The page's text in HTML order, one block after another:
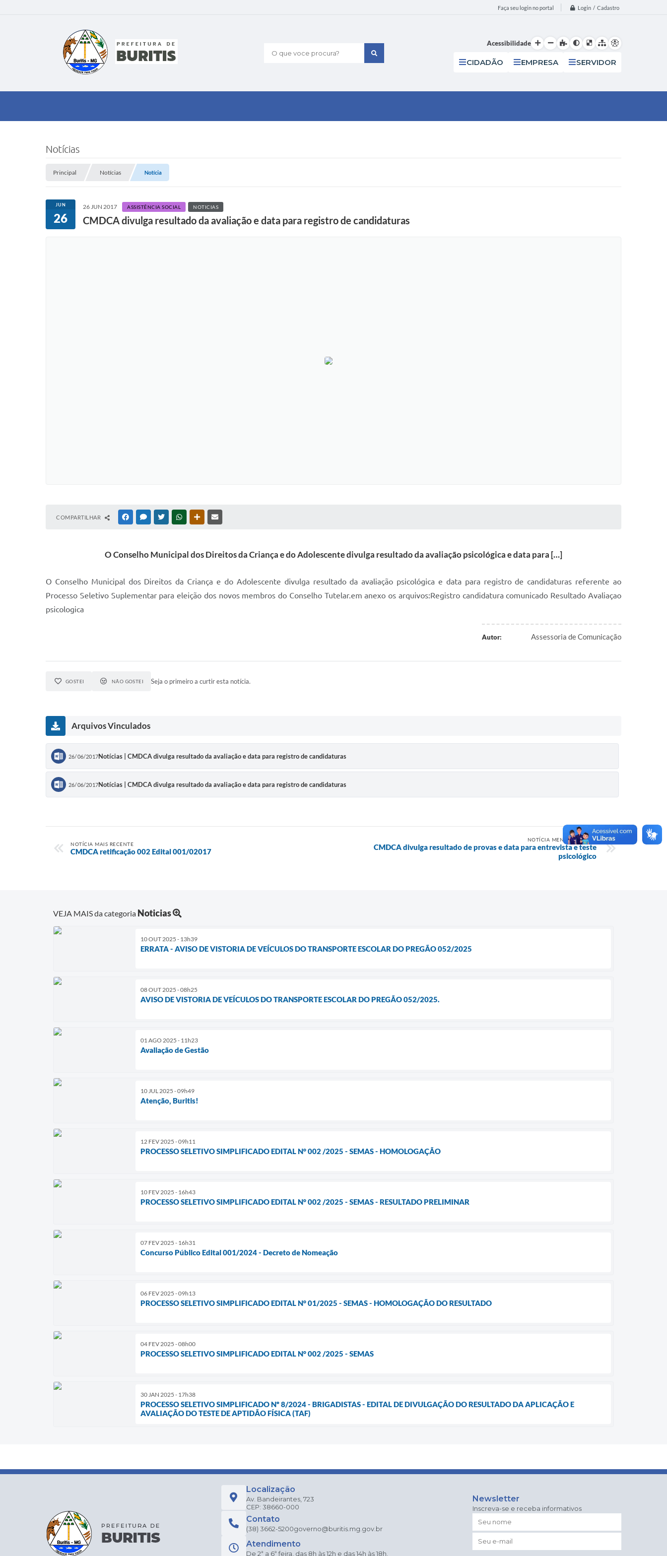
Faça seu login no portal Login / Cadastro
O que voce procura?
Acessibilidade
CIDADÃO EMPRESA SERVIDOR
Notícias
Principal Notícias Notícia
JUN
26
26 JUN 2017 ASSISTÊNCIA SOCIAL NOTICIAS
CMDCA divulga resultado da avaliação e data para registro de candidaturas
COMPARTILHAR FACEBOOKMESSENGER
TWITTERWHATSAPPOUTRAS MÍDIAS
O Conselho Municipal dos Direitos da Criança e do Adolescente divulga resultado da avaliação psicológica e data para […]
O Conselho Municipal dos Direitos da Criança e do Adolescente divulga resultado da avaliação psicológica e data para registro de candidaturas referente ao
Processo Seletivo Suplementar para eleição dos novos membros do Conselho Tutelar.em anexo os arquivos:Registro candidatura comunicado Resultado Avaliaçao
psicologica
Autor: Assessoria de Comunicação
GOSTEI NÃO GOSTEI Seja o primeiro a curtir esta notícia.
Arquivos Vinculados
26/06/2017Notícias | CMDCA divulga resultado da avaliação e data para registro de candidaturas
26/06/2017Notícias | CMDCA divulga resultado da avaliação e data para registro de candidaturas
NOTÍCIA MAIS RECENTE
CMDCA retificação 002 Edital 001/02017
NOTÍCIA MENOS RECENTE
CMDCA divulga resultado de provas e data para entrevista e teste
psicológico
VEJA MAIS da categoria Noticias
10 OUT 2025 - 13h39
ERRATA - AVISO DE VISTORIA DE VEÍCULOS DO TRANSPORTE ESCOLAR DO PREGÃO 052/2025
08 OUT 2025 - 08h25
AVISO DE VISTORIA DE VEÍCULOS DO TRANSPORTE ESCOLAR DO PREGÃO 052/2025.
01 AGO 2025 - 11h23
Avaliação de Gestão
10 JUL 2025 - 09h49
Atenção, Buritis!
12 FEV 2025 - 09h11
PROCESSO SELETIVO SIMPLIFICADO EDITAL N° 002 /2025 - SEMAS - HOMOLOGAÇÃO
10 FEV 2025 - 16h43
PROCESSO SELETIVO SIMPLIFICADO EDITAL N° 002 /2025 - SEMAS - RESULTADO PRELIMINAR
07 FEV 2025 - 16h31
Concurso Público Edital 001/2024 - Decreto de Nomeação
06 FEV 2025 - 09h13
PROCESSO SELETIVO SIMPLIFICADO EDITAL N° 01/2025 - SEMAS - HOMOLOGAÇÃO DO RESULTADO
04 FEV 2025 - 08h00
PROCESSO SELETIVO SIMPLIFICADO EDITAL N° 002 /2025 - SEMAS
30 JAN 2025 - 17h38
PROCESSO SELETIVO SIMPLIFICADO Nº 8/2024 - BRIGADISTAS - EDITAL DE DIVULGAÇÃO DO RESULTADO DA APLICAÇÃO E
AVALIAÇÃO DO TESTE DE APTIDÃO FÍSICA (TAF)
Localização
Av. Bandeirantes, 723
CEP: 38660-000
Contato
(38) 3662-5200governo@buritis.mg.gov.br
Atendimento
De 2ª a 6ª feira, das 8h às 12h e das 14h às 18h.
Newsletter
Inscreva-se e receba informativos